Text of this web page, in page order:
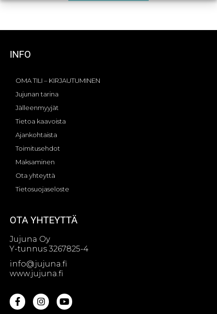
INFO
OMA TILI – KIRJAUTUMINEN
Jujunan tarina
Jälleenmyyjät
Tietoa kaavoista
Ajankohtaista
Toimitusehdot
Maksaminen
Ota yhteyttä
Tietosuojaseloste
OTA YHTEYTTÄ
Jujuna Oy
Y-tunnus 3267825-4
info@jujuna.fi
www.jujuna.fi